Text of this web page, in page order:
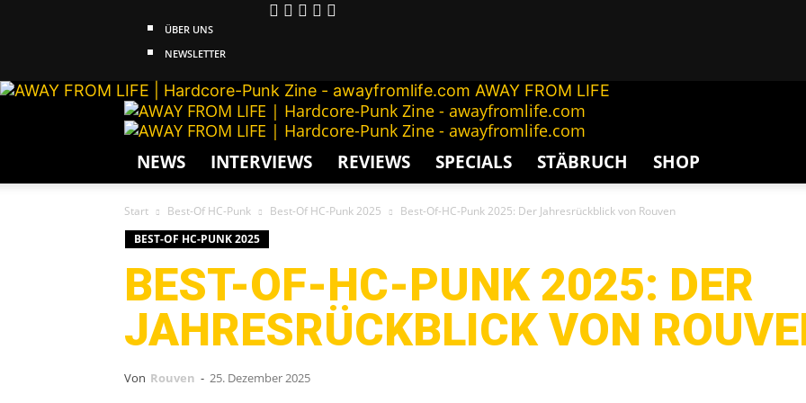
ÜBER UNS
NEWSLETTER
AWAY FROM LIFE
NEWS INTERVIEWS REVIEWS SPECIALS STÄBRUCH SHOP
Start Best-Of HC-Punk Best-Of HC-Punk 2025
Best-Of-HC-Punk 2025: Der Jahresrückblick von Rouven
BEST-OF HC-PUNK 2025
BEST-OF-HC-PUNK 2025: DER
JAHRESRÜCKBLICK VON
Von Rouven - 25. Dezember 2025